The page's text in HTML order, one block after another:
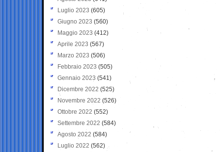
Luglio 2023 (605)
Giugno 2023 (560)
Maggio 2023 (412)
Aprile 2023 (567)
Marzo 2023 (506)
Febbraio 2023 (505)
Gennaio 2023 (541)
Dicembre 2022 (525)
Novembre 2022 (526)
Ottobre 2022 (552)
Settembre 2022 (584)
Agosto 2022 (584)
Luglio 2022 (562)